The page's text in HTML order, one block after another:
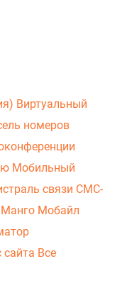
Виртуальный
номеров
Мобильный
связи СМС-
Манго Мобайл
Все